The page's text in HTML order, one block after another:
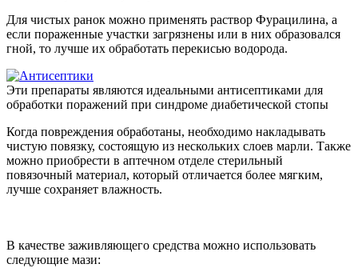
Для чистых ранок можно применять раствор Фурацилина, а
если пораженные участки загрязнены или в них образовался
гной, то лучше их обработать перекисью водорода.
Эти препараты являются идеальными антисептиками для
обработки поражений при синдроме диабетической стопы
Когда повреждения обработаны, необходимо накладывать
чистую повязку, состоящую из нескольких слоев марли. Также
можно приобрести в аптечном отделе стерильный
повязочный материал, который отличается более мягким,
лучше сохраняет влажность.
В качестве заживляющего средства можно использовать
следующие мази: